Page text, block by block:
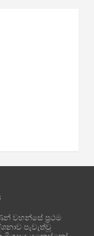
වහන්සේ ප්‍රථම
පැවැත්වූ